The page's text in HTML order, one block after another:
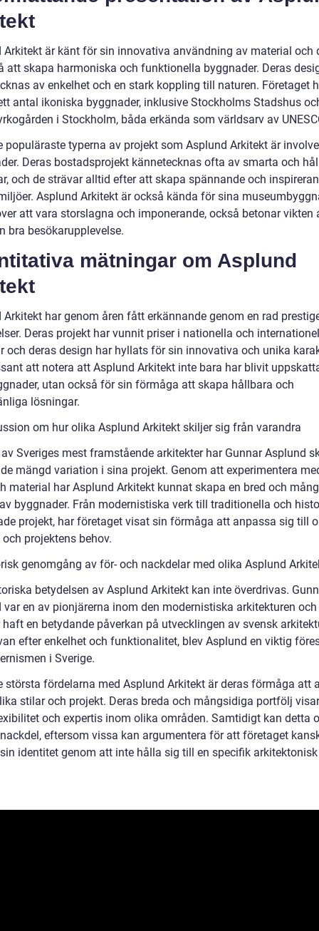
Arkitekt är känt för sin innovativa användning av material och
att skapa harmoniska och funktionella byggnader. Deras
av enkelhet och en stark koppling till naturen. Företaget
antal ikoniska byggnader, inklusive Stockholms Stadshus
i Stockholm, båda erkända som världsarv av
populäraste typerna av projekt som Asplund Arkitekt är
Deras bostadsprojekt kännetecknas ofta av smarta och
och de strävar alltid efter att skapa spännande och
Asplund Arkitekt är också kända för sina
att vara storslagna och imponerande, också betonar vikten
bra besökarupplevelse.
mätningar om Asplund
Arkitekt har genom åren fått erkännande genom en rad
Deras projekt har vunnit priser i nationella och
och deras design har hyllats för sin innovativa och unika
att notera att Asplund Arkitekt inte bara har blivit
utan också för sin förmåga att skapa hållbara och
lösningar.
om hur olika Asplund Arkitekt skiljer sig från varandra
Sveriges mest framstående arkitekter har Gunnar Asplund
mängd variation i sina projekt. Genom att experimentera
material har Asplund Arkitekt kunnat skapa en bred och
byggnader. Från modernistiska verk till traditionella och
projekt, har företaget visat sin förmåga att anpassa sig till
projektens behov.
genomgång av för- och nackdelar med olika Asplund
betydelsen av Asplund Arkitekt kan inte överdrivas.
var en av pionjärerna inom den modernistiska arkitekturen
haft en betydande påverkan på utvecklingen av svensk
efter enkelhet och funktionalitet, blev Asplund en viktig
i Sverige.
största fördelarna med Asplund Arkitekt är deras förmåga att
stilar och projekt. Deras breda och mångsidiga portfölj
och expertis inom olika områden. Samtidigt kan detta
eftersom vissa kan argumentera för att företaget
identitet genom att inte hålla sig till en specifik